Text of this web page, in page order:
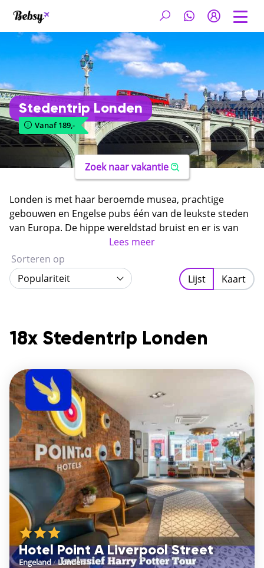
Stedentrip Londen
Vanaf 189,-
Zoek naar vakantie
Londen is met haar beroemde musea, prachtige
gebouwen en Engelse pubs één van de leukste steden
van Europa. De hippe wereldstad bruist en er is van
alles te beleven. Geniet van een authentieke high tea,
shop je suf in de kleurrijke winkelstraten of ontvlucht
de drukte en wandel door het prachtige Hyde Park.
Londen is zo veelzijdig, je wilt er zeker nog eens naar
Lees meer
18x Stedentrip Londen
Hotel Point A Liverpool Street
Engeland/Londen
Sorteren op
Populariteit
Lijst Kaart